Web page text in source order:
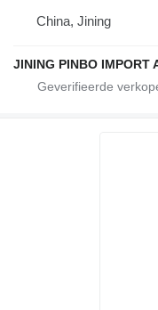
China, Jining
JINING PINBO IMPORT